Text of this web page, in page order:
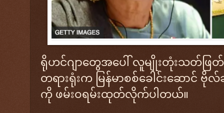
ရိုဟင်ဂျာတွေအပေါ် လူမျိုးတုံးသတ်ဖြ
တရားရုံးက မြန်မာစစ်ခေါင်းဆောင် ဗို
ကို ဖမ်းဝရမ်းထုတ်လိုက်ပါတယ်။